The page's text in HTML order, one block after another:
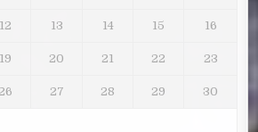
12 13 14 15 16
19 20 21 22 23
26 27 28 29 30